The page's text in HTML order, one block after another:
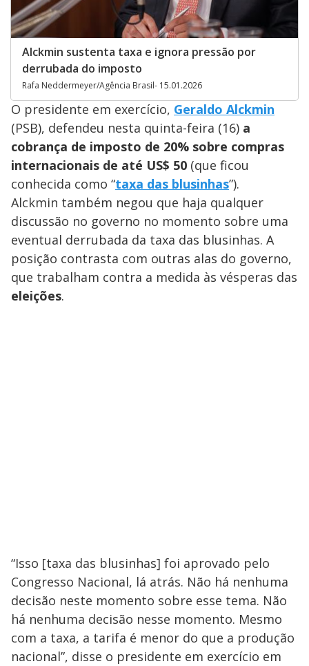
Alckmin sustenta taxa e ignora pressão por
derrubada do imposto
Rafa Neddermeyer/Agência Brasil- 15.01.2026
O presidente em exercício, Geraldo Alckmin
(PSB), defendeu nesta quinta-feira (16) a
cobrança de imposto de 20% sobre compras
internacionais de até US$ 50 (que ficou
conhecida como “taxa das blusinhas”).
Alckmin também negou que haja qualquer
discussão no governo no momento sobre uma
eventual derrubada da taxa das blusinhas. A
posição contrasta com outras alas do governo,
que trabalham contra a medida às vésperas das
eleições.
“Isso [taxa das blusinhas] foi aprovado pelo
Congresso Nacional, lá atrás. Não há nenhuma
decisão neste momento sobre esse tema. Não
há nenhuma decisão nesse momento. Mesmo
com a taxa, a tarifa é menor do que a produção
nacional”, disse o presidente em exercício em